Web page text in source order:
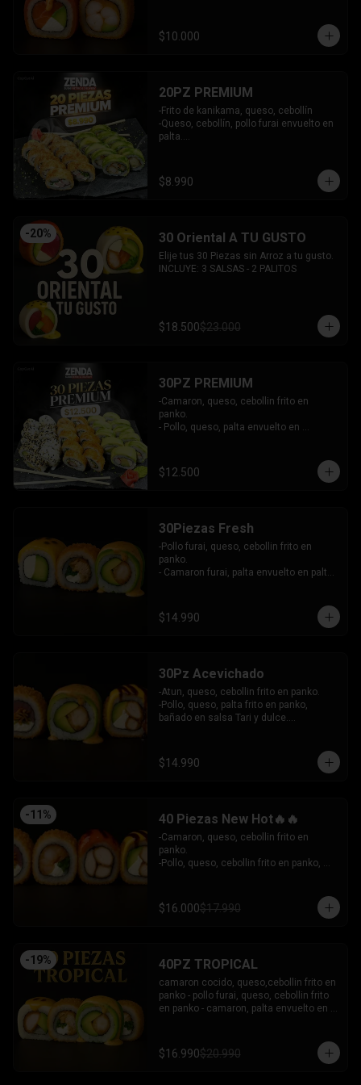
$10.000
20PZ PREMIUM
-Frito de kanikama, queso, cebollín
-Queso, cebollín, pollo furai envuelto en
palta.
$8.990
-20% 30 Oriental A TU GUSTO
Elije tus 30 Piezas sin Arroz a tu gusto.
INCLUYE: 3 SALSAS - 2 PALITOS
$18.500$23.000
30PZ PREMIUM
-Camaron, queso, cebollin frito en
panko.
- Pollo, queso, palta envuelto en
palta.
INCLUYE: 3 SALSAS - 2 PALITOS
$12.500
30Piezas Fresh
-Pollo furai, queso, cebollin frito en
panko.
- Camaron furai, palta envuelto en palta
queso y mango, bañado en salsa de
maracuya.
$14.990
30Pz Acevichado
-Atun, queso, cebollin frito en panko.
-Pollo, queso, palta frito en panko,
bañado en salsa Tari y dulce.
INCLUYE: 3 SALSAS - 2 PALITOS
$14.990
-11 % 40 Piezas New Hot🔥🔥
-Camaron, queso, cebollin frito en
panko.
-Pollo, queso, cebollin frito en panko,
bañado en salsa tari y dulce.
-Atun, queso, cebollin frito en panko.
$16.000$17.990
-19% 40PZ TROPICAL
camaron cocido, queso,cebollin frito en
panko - pollo furai, queso, cebollin frito
en panko - camaron, palta envuelto en
bañado en salsa de maracuya
INCLUYE: 3 SALSAS - 2 PALITOS
$16.990$20.990